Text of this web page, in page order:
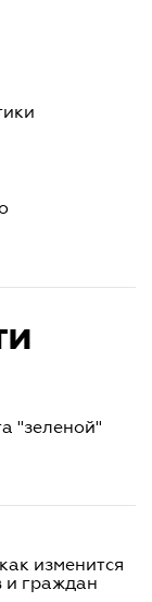
"зеленой"
изменится
и граждан